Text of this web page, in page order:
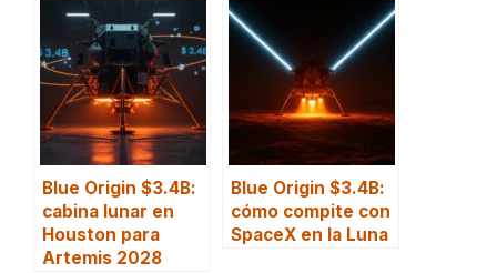
Blue Origin $3.4B:
cabina lunar en
Houston para
Artemis 2028
Blue Origin $3.4B:
cómo compite con
SpaceX en la Luna